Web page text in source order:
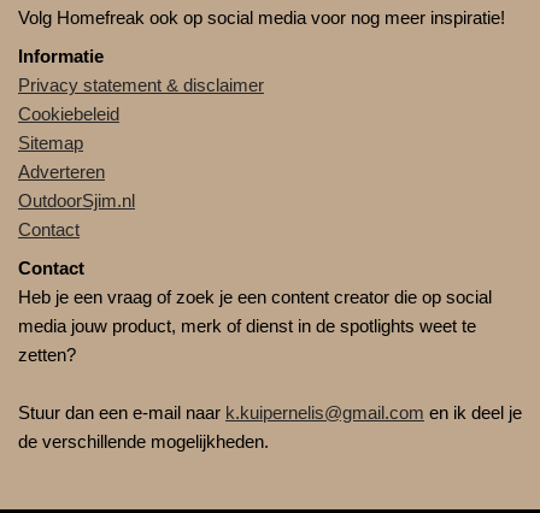
Volg Homefreak ook op social media voor nog meer inspiratie!
Informatie
Privacy statement & disclaimer
Cookiebeleid
Sitemap
Adverteren
OutdoorSjim.nl
Contact
Contact
Heb je een vraag of zoek je een content creator die op social
media jouw product, merk of dienst in de spotlights weet te
zetten?
Stuur dan een e-mail naar k.kuipernelis@gmail.com en ik deel je
de verschillende mogelijkheden.